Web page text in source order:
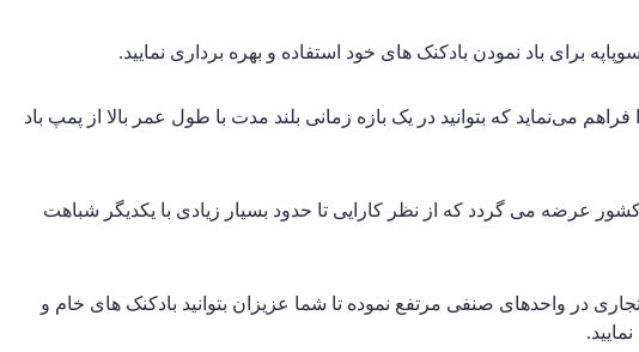
برای باد نمودن بادکنک های خود استفاده و بهره برداری نمایید.
می‌نماید که بتوانید در یک بازه زمانی بلند مدت با طول عمر بالا از پمپ باد
این نکته را نیز مورد توجه قرار دهید که پمپ باد های برقی دو سوپاپه در دو مدل ۶۰۰ وات و ۷۰۰ وات در کشور عرضه می گردد که از نظر کارایی تا حدود بسیار زیادی با یکدیگر شباهت
در واحدهای صنفی مرتفع نموده تا شما عزیزان بتوانید بادکنک های خام و